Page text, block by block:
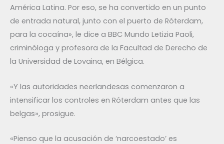
América Latina. Por eso, se ha convertido en un punto
de entrada natural, junto con el puerto de Róterdam,
para la cocaína», le dice a BBC Mundo Letizia Paoli,
criminóloga y profesora de la Facultad de Derecho de
la Universidad de Lovaina, en Bélgica.
«Y las autoridades neerlandesas comenzaron a
intensificar los controles en Róterdam antes que las
belgas», prosigue.
«Pienso que la acusación de ‘narcoestado’ es